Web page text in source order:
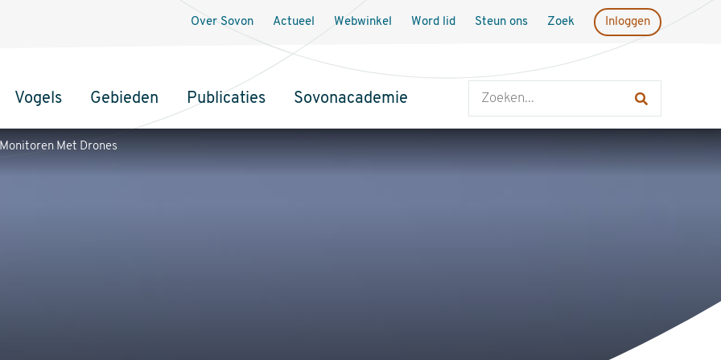
Vogels Gebieden Publicaties Sovonacademie
Over Sovon Actueel Webwinkel Word lid Steun ons Zoek Inloggen
Monitoren Met Drones